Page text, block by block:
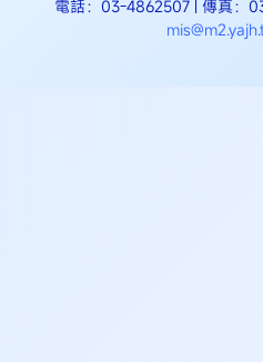
電話：03-4862507 | 傳真：